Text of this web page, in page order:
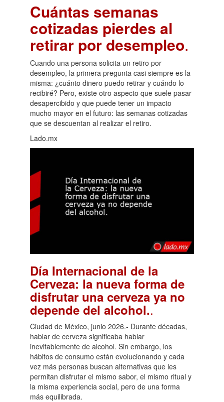
Cuántas semanas
cotizadas pierdes al
retirar por desempleo.
Cuando una persona solicita un retiro por
desempleo, la primera pregunta casi siempre es la
misma: ¿cuánto dinero puedo retirar y cuándo lo
recibiré? Pero, existe otro aspecto que suele pasar
desapercibido y que puede tener un impacto
mucho mayor en el futuro: las semanas cotizadas
que se descuentan al realizar el retiro.
Lado.mx
Día Internacional de la
Cerveza: la nueva forma de
disfrutar una cerveza ya no
depende del alcohol..
Ciudad de México, junio 2026.- Durante décadas,
hablar de cerveza significaba hablar
inevitablemente de alcohol. Sin embargo, los
hábitos de consumo están evolucionando y cada
vez más personas buscan alternativas que les
permitan disfrutar el mismo sabor, el mismo ritual y
la misma experiencia social, pero de una forma
más equilibrada.